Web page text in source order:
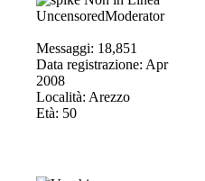
UncensoredModerator
Messaggi: 18,851
Data registrazione: Apr
2008
Località: Arezzo
Età: 50